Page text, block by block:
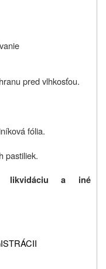
pred vlhkosťou.
fólia.
pastiliek.
likvidáciu a iné